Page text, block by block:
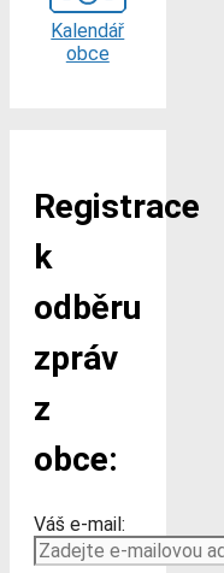
Kalendář
obce
Registrace
k
odběru
zpráv
z
obce:
Váš e-mail: